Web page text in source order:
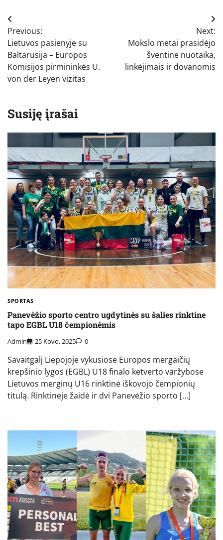
Navigacija
tarp
įrašų
Previous:
Lietuvos pasienyje su
Baltarusija – Europos
Komisijos pirmininkės U.
von der Leyen vizitas
Next:
Mokslo metai prasidėjo
šventine nuotaika,
linkėjimais ir dovanomis
Susiję įrašai
SPORTAS
Panevėžio sporto centro ugdytinės su šalies rinktine
tapo EGBL U18 čempionėmis
Admin 25 Kovo, 2025 0
Savaitgalį Liepojoje vykusiose Europos mergaičių
krepšinio lygos (EGBL) U18 finalo ketverto varžybose
Lietuvos merginų U16 rinktinė iškovojo čempionių
titulą. Rinktinėje žaidė ir dvi Panevėžio sporto […]